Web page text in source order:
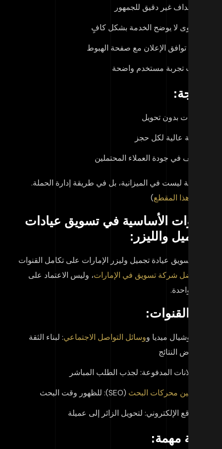
استهداف غير دقيق للجمهور
محتوى لا يوضح الخدمة بشكل كافٍ
عدم توافق الإعلان مع صفحة الهبوط
غياب تجربة مستخدم واضحة
زيارات بدون تحويل
تكلفة عالية لكل حجز
ضعف في جودة العملاء المحتملين
ليست في الميزانية، بل في طريقة إدارة الحملة.
هذا المقطع)
الأساسية في تسويق عيادات
والليزر:
تسويق عيادة تجميل وليزر الإمارات على تكامل القنوات
أفضل شركة تسويق في الإمارات، وليس الاعتماد على
واحدة.
القنوات:
السوشيال ميديا ووسائل التواصل الاجتماعي: لبناء الثقة
وعرض النتائج
الإعلانات المدفوعة: لجذب الطلب المباشر
تحسين محركات البحث(SEO): للظهور وقت البحث
الموقع الإلكتروني: لتحويل الزائر إلى عميلة
مهمة: